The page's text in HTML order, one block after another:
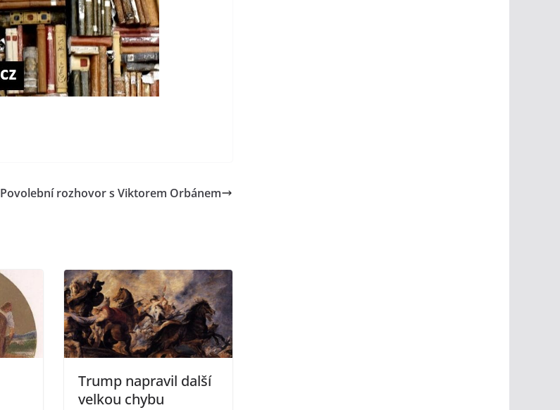
Povolební rozhovor s Viktorem Orbánem
Trump napravil další
velkou chybu